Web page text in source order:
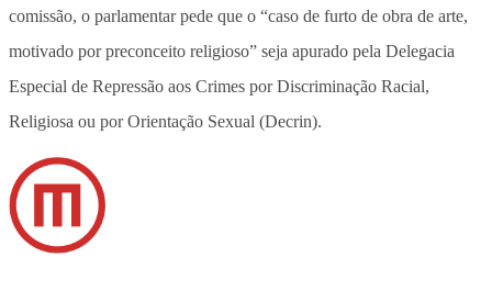
comissão, o parlamentar pede que o “caso de furto de obra de arte,
motivado por preconceito religioso” seja apurado pela Delegacia
Especial de Repressão aos Crimes por Discriminação Racial,
Religiosa ou por Orientação Sexual (Decrin).